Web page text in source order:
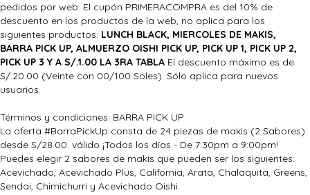
pedidos por web. El cupón PRIMERACOMPRA es del 10% de
descuento en los productos de la web, no aplica para los
siguientes productos: LUNCH BLACK, MIERCOLES DE MAKIS,
BARRA PICK UP, ALMUERZO OISHI PICK UP, PICK UP 1, PICK UP 2,
PICK UP 3 Y A S/.1.00 LA 3RA TABLA El descuento máximo es de
S/.20.00 (Veinte con 00/100 Soles). Sólo aplica para nuevos
usuarios.
Términos y condiciones: BARRA PICK UP
La oferta #BarraPickUp consta de 24 piezas de makis (2 Sabores)
desde S/28.00. válido ¡Todos los días - De 7:30pm a 9:00pm!
Puedes elegir 2 sabores de makis que pueden ser los siguientes:
Acevichado, Acevichado Plus, California, Arata, Chalaquita, Greens,
Sendai, Chimichurri y Acevichado Oishi.